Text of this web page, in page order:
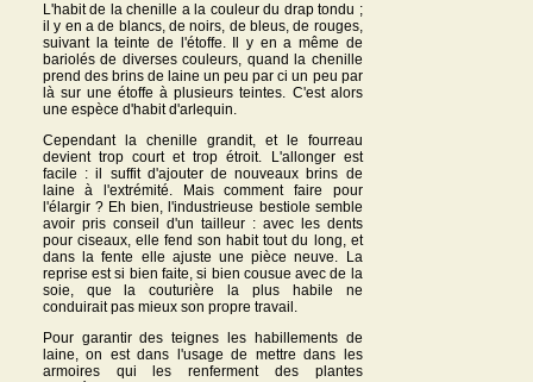
L'habit de la chenille a la couleur du drap tondu ;
il y en a de blancs, de noirs, de bleus, de rouges,
suivant la teinte de l'étoffe. Il y en a même de
bariolés de diverses couleurs, quand la chenille
prend des brins de laine un peu par ci un peu par
là sur une étoffe à plusieurs teintes. C'est alors
une espèce d'habit d'arlequin.
Cependant la chenille grandit, et le fourreau
devient trop court et trop étroit. L'allonger est
facile : il suffit d'ajouter de nouveaux brins de
laine à l'extrémité. Mais comment faire pour
l'élargir ? Eh bien, l'industrieuse bestiole semble
avoir pris conseil d'un tailleur : avec les dents
pour ciseaux, elle fend son habit tout du long, et
dans la fente elle ajuste une pièce neuve. La
reprise est si bien faite, si bien cousue avec de la
soie, que la couturière la plus habile ne
conduirait pas mieux son propre travail.
Pour garantir des teignes les habillements de
laine, on est dans l'usage de mettre dans les
armoires qui les renferment des plantes